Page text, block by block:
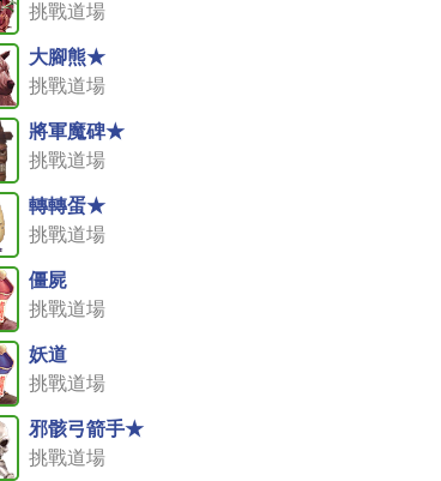
挑戰道場
大腳熊★
挑戰道場
將軍魔碑★
挑戰道場
轉轉蛋★
挑戰道場
僵屍
挑戰道場
妖道
挑戰道場
邪骸弓箭手★
挑戰道場